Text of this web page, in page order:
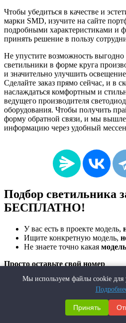
Чтобы убедиться в качестве и
марки SMD, изучите на сайте
подробными характеристиками и
принять решение в пользу
Не упустите возможность
светильники в форме круга
и значительно улучшить
Сделайте заказ прямо сейчас, и в
наслаждаться комфортным и
ведущего производителя
оборудования. Чтобы получить
форму обратной связи, и мы
информацию через удобный
Подбор светильника
БЕСПЛАТНО!
У вас есть в проекте модель,
Ищите конкретную модель,
Не знаете точно какая
Просто оставьте свой номер
ассортимента или предложим нестандарт
Мы используем файлы cookie для
Принять